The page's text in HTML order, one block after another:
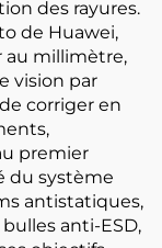
des rayures.
de Huawei,
millimètre,
vision par
corriger en
premier
du système
antistatiques,
anti-ESD,